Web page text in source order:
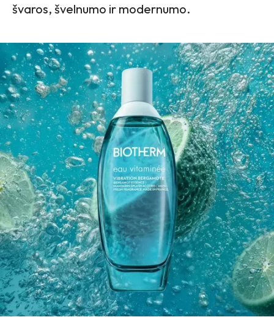
švaros, švelnumo ir modernumo.